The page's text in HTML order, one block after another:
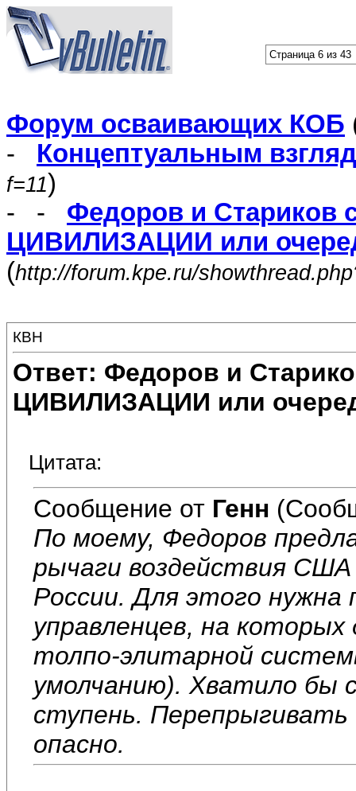
Страница 6 из 43
Форум осваивающих КОБ
- Концептуальным
f=11)
- - Федоров и Стариков
ЦИВИЛИЗАЦИИ или
(http://forum.kpe.ru/
КВН
Ответ: Федоров и
ЦИВИЛИЗАЦИИ или
Цитата:
Сообщение от Генн
По моему, Федоров
рычаги воздействия
России. Для этого нужна
управленцев, на
толпо-элитарной
умолчанию). Хватило бы
ступень.
опасно.